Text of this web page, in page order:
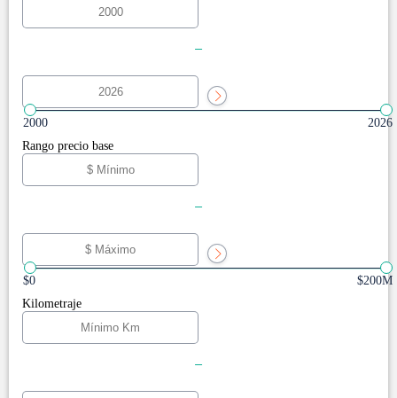
-
2000
2026
Rango precio base
-
$0
$200M
Kilometraje
-